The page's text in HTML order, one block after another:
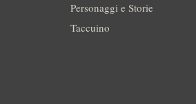
Personaggi e Storie
Taccuino